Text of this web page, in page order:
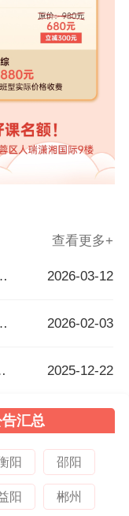
查看更多+
届毕业生公告 2026-03-12
公开选调教师公告 2026-02-03
毕业生公告 2025-12-22
汇总
阳 邵阳
阳 郴州